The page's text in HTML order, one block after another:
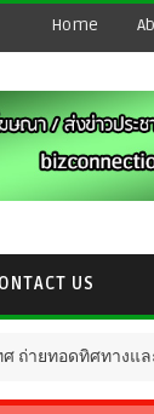
Home
US
และกลยุทธ์ มุ่งยก